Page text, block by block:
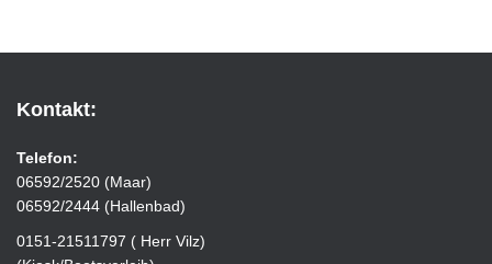
Kontakt:
Telefon:
06592/2520 (Maar)
06592/2444 (Hallenbad)
0151-21511797 ( Herr Vilz)